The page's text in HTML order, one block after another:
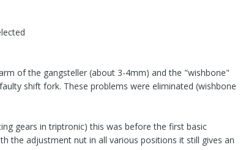
of the gangsteller (about 3-4mm) and the "wishbone"
shift fork. These problems were eliminated (wishbone
gears in triptronic) this was before the first basic
the adjustment nut in all various positions it still gives an